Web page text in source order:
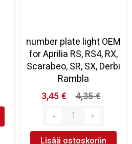
number plate light OEM
for Aprilia RS, RS4, RX,
Scarabeo, SR, SX, Derbi
Rambla
3,45 €
4,35 €
Lisää ostoskoriin